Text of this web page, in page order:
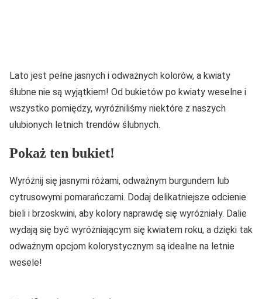
Lato jest pełne jasnych i odważnych kolorów, a kwiaty
ślubne nie są wyjątkiem! Od bukietów po kwiaty weselne i
wszystko pomiędzy, wyróżniliśmy niektóre z naszych
ulubionych letnich trendów ślubnych.
Pokaż ten bukiet!
Wyróżnij się jasnymi różami, odważnym burgundem lub
cytrusowymi pomarańczami. Dodaj delikatniejsze odcienie
bieli i brzoskwini, aby kolory naprawdę się wyróżniały. Dalie
wydają się być wyróżniającym się kwiatem roku, a dzięki tak
odważnym opcjom kolorystycznym są idealne na letnie
wesele!